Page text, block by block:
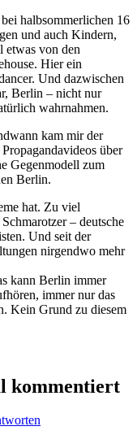
halbsommerlichen 16
und auch Kindern,
etwas von den
Hier ein
Und dazwischen
Berlin – nicht nur
wahrnahmen.
kam mir der
über
Gegenmodell zum
Berlin.
hat. Zu viel
– deutsche
Und seit der
nirgendwo mehr
kann Berlin immer
immer nur das
Kein Grund zu diesem
kommentiert